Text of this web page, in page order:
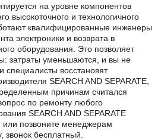
на уровне компонентов
высокоточного и технологичного
квалифицированные инженеры
электроники и возврата в
оборудования. Это позволяет
затраты уменьшаются, и вы не
специалисты восстановят
SEARCH AND SEPARATE,
причинам считался
по ремонту любого
SEARCH AND SEPARATE
позвоните менеджерам
звонок бесплатный.